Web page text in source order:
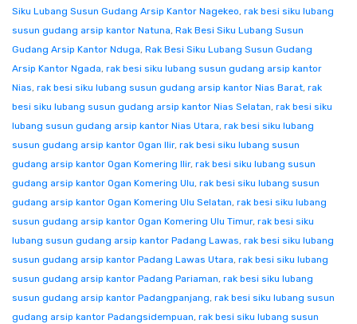
Siku Lubang Susun Gudang Arsip Kantor Nagekeo, rak besi siku lubang
susun gudang arsip kantor Natuna, Rak Besi Siku Lubang Susun
Gudang Arsip Kantor Nduga, Rak Besi Siku Lubang Susun Gudang
Arsip Kantor Ngada, rak besi siku lubang susun gudang arsip kantor
Nias, rak besi siku lubang susun gudang arsip kantor Nias Barat, rak
besi siku lubang susun gudang arsip kantor Nias Selatan, rak besi siku
lubang susun gudang arsip kantor Nias Utara, rak besi siku lubang
susun gudang arsip kantor Ogan Ilir, rak besi siku lubang susun
gudang arsip kantor Ogan Komering Ilir, rak besi siku lubang susun
gudang arsip kantor Ogan Komering Ulu, rak besi siku lubang susun
gudang arsip kantor Ogan Komering Ulu Selatan, rak besi siku lubang
susun gudang arsip kantor Ogan Komering Ulu Timur, rak besi siku
lubang susun gudang arsip kantor Padang Lawas, rak besi siku lubang
susun gudang arsip kantor Padang Lawas Utara, rak besi siku lubang
susun gudang arsip kantor Padang Pariaman, rak besi siku lubang
susun gudang arsip kantor Padangpanjang, rak besi siku lubang susun
gudang arsip kantor Padangsidempuan, rak besi siku lubang susun